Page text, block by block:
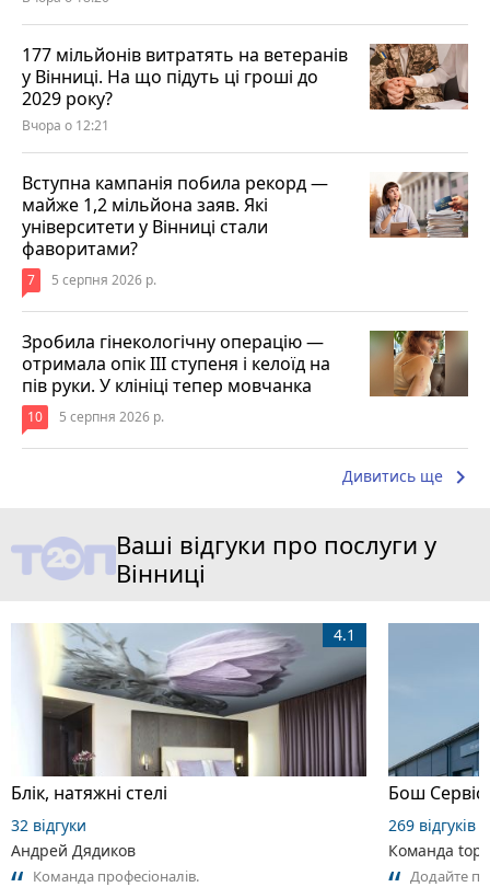
177 мільйонів витратять на ветеранів
у Вінниці. На що підуть ці гроші до
2029 року?
Вчора о 12:21
Вступна кампанія побила рекорд —
майже 1,2 мільйона заяв. Які
університети у Вінниці стали
фаворитами?
7 5 серпня 2026 р.
Зробила гінекологічну операцію —
отримала опік ІІІ ступеня і келоїд на
пів руки. У клініці тепер мовчанка
10 5 серпня 2026 р.
Дивитись ще keyboard_arrow_right
Ваші відгуки про послуги у
Вінниці
Блік, натяжні стелі
4.1
32 відгуки
Андрей Дядиков
Команда професіоналів.
269 відгуків
Команда
Додайте